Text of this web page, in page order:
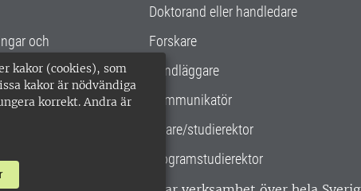
kakor (cookies), som
kakor är nödvändiga
korrekt. Andra är
och
verksamhetsstödet
Doktorand eller handledare
Forskare
Handläggare
Kommunikatör
Lärare/studierektor
Programstudierektor